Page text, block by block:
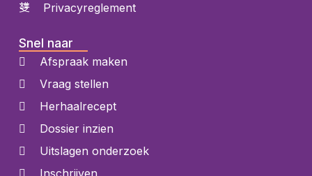
Privacyreglement
Snel naar
Afspraak maken
Vraag stellen
Herhaalrecept
Dossier inzien
Uitslagen onderzoek